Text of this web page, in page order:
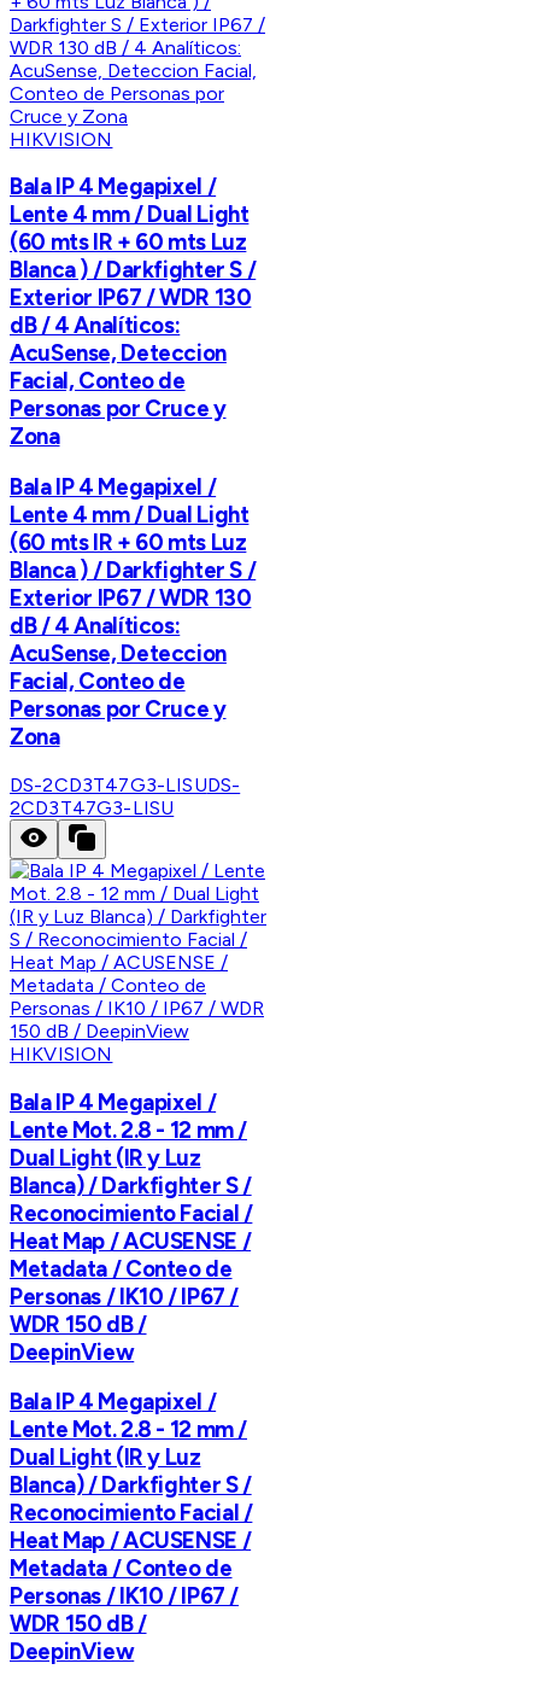
HIKVISION
Bala IP 4 Megapixel /
Lente 4 mm / Dual Light
(60 mts IR + 60 mts Luz
Blanca ) / Darkfighter S /
Exterior IP67 / WDR 130
dB / 4 Analíticos:
AcuSense, Deteccion
Facial, Conteo de
Personas por Cruce y
Zona
Bala IP 4 Megapixel /
Lente 4 mm / Dual Light
(60 mts IR + 60 mts Luz
Blanca ) / Darkfighter S /
Exterior IP67 / WDR 130
dB / 4 Analíticos:
AcuSense, Deteccion
Facial, Conteo de
Personas por Cruce y
Zona
DS-2CD3T47G3-LISUDS-
2CD3T47G3-LISU
HIKVISION
Bala IP 4 Megapixel /
Lente Mot. 2.8 - 12 mm /
Dual Light (IR y Luz
Blanca) / Darkfighter S /
Reconocimiento Facial /
Heat Map / ACUSENSE /
Metadata / Conteo de
Personas / IK10 / IP67 /
WDR 150 dB /
DeepinView
Bala IP 4 Megapixel /
Lente Mot. 2.8 - 12 mm /
Dual Light (IR y Luz
Blanca) / Darkfighter S /
Reconocimiento Facial /
Heat Map / ACUSENSE /
Metadata / Conteo de
Personas / IK10 / IP67 /
WDR 150 dB /
DeepinView